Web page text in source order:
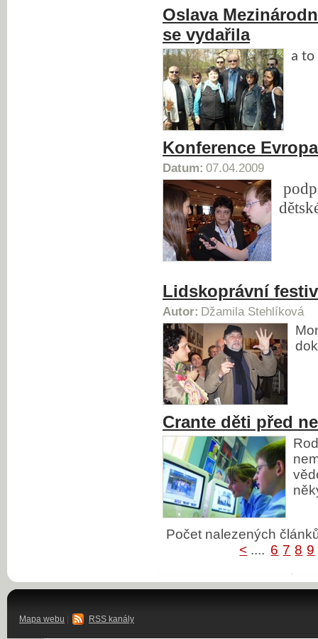
Oslava
se vydařila
a to
Konference
Datum: 07.04.2009
Lidskoprávní
Autor: Džamila Stehlíková
Crante děti před
Počet nalezených
< .... 6 7 8 9
Mapa webu RSS kanály